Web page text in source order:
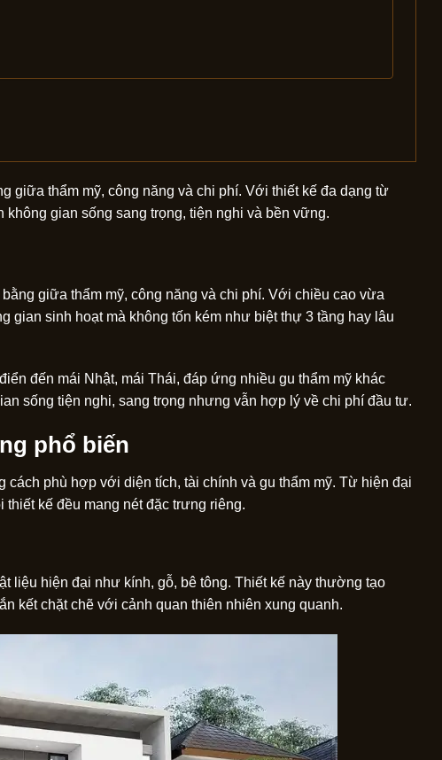
giữa thẩm mỹ, công năng và chi phí. Với thiết kế đa dạng từ
gian sống sang trọng, tiện nghi và bền vững.
giữa thẩm mỹ, công năng và chi phí. Với chiều cao vừa
gian sinh hoạt mà không tốn kém như biệt thự 3 tầng hay lâu
đến mái Nhật, mái Thái, đáp ứng nhiều gu thẩm mỹ khác
sống tiện nghi, sang trọng nhưng vẫn hợp lý về chi phí đầu tư.
phổ biến
phù hợp với diện tích, tài chính và gu thẩm mỹ. Từ hiện đại
kế đều mang nét đặc trưng riêng.
liệu hiện đại như kính, gỗ, bê tông. Thiết kế này thường tạo
kết chặt chẽ với cảnh quan thiên nhiên xung quanh.